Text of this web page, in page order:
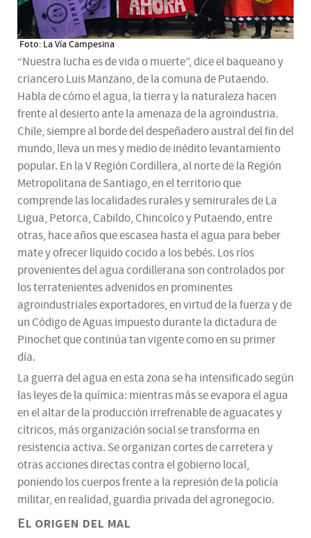
Foto: La Vía Campesina
“Nuestra lucha es de vida o muerte”, dice el baqueano y
criancero Luis Manzano, de la comuna de Putaendo.
Habla de cómo el agua, la tierra y la naturaleza hacen
frente al desierto ante la amenaza de la agroindustria.
Chile, siempre al borde del despeñadero austral del fin del
mundo, lleva un mes y medio de inédito levantamiento
popular. En la V Región Cordillera, al norte de la Región
Metropolitana de Santiago, en el territorio que
comprende las localidades rurales y semirurales de La
Ligua, Petorca, Cabildo, Chincolco y Putaendo, entre
otras, hace años que escasea hasta el agua para beber
mate y ofrecer líquido cocido a los bebés. Los ríos
provenientes del agua cordillerana son controlados por
los terratenientes advenidos en prominentes
agroindustriales exportadores, en virtud de la fuerza y de
un Código de Aguas impuesto durante la dictadura de
Pinochet que continúa tan vigente como en su primer
día.
La guerra del agua en esta zona se ha intensificado según
las leyes de la química: mientras más se evapora el agua
en el altar de la producción irrefrenable de aguacates y
cítricos, más organización social se transforma en
resistencia activa. Se organizan cortes de carretera y
otras acciones directas contra el gobierno local,
poniendo los cuerpos frente a la represión de la policía
militar, en realidad, guardia privada del agronegocio.
El origen del mal